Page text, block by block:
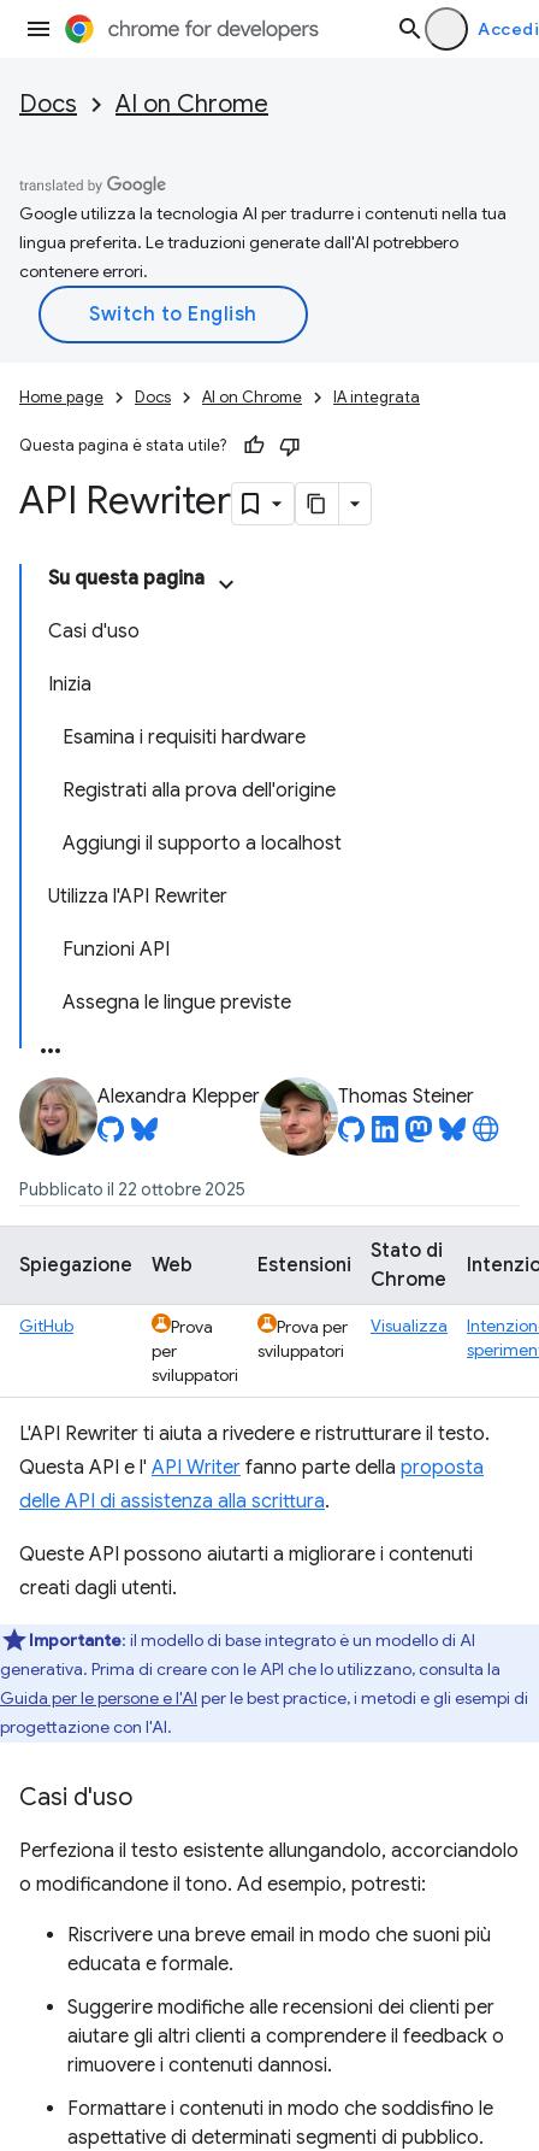
Accedi
Docs AI on Chrome
Google utilizza la tecnologia AI per tradurre i contenuti nella tua
lingua preferita. Le traduzioni generate dall'AI potrebbero
contenere errori.
Home page Docs AI on Chrome IA integrata
Questa pagina è stata utile?
API Rewriter
Su questa pagina
Casi d'uso
Inizia
Esamina i requisiti hardware
Registrati alla prova dell'origine
Aggiungi il supporto a localhost
Utilizza l'API Rewriter
Funzioni API
Assegna le lingue previste
Alexandra Klepper Thomas Steiner
Pubblicato il 22 ottobre 2025
Spiegazione Web Estensioni
Stato di
Chrome
GitHub
Prova
per
sviluppatori
Prova per
sviluppatori
Visualizza
L'API Rewriter ti aiuta a rivedere e ristrutturare il testo.
Questa API e l' API Writer fanno parte della proposta
delle API di assistenza alla scrittura.
Queste API possono aiutarti a migliorare i contenuti
creati dagli utenti.
Importante: il modello di base integrato è un modello di AI
generativa. Prima di creare con le API che lo utilizzano, consulta la
Guida per le persone e l'AI per le best practice, i metodi e gli esempi di
progettazione con l'AI.
Casi d'uso
Perfeziona il testo esistente allungandolo, accorciandolo
o modificandone il tono. Ad esempio, potresti:
Riscrivere una breve email in modo che suoni più
educata e formale.
Suggerire modifiche alle recensioni dei clienti per
aiutare gli altri clienti a comprendere il feedback o
rimuovere i contenuti dannosi.
Formattare i contenuti in modo che soddisfino le
aspettative di determinati segmenti di pubblico.